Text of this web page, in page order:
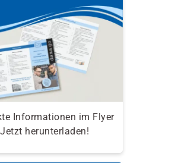
Informationen im Flyer
herunterladen!